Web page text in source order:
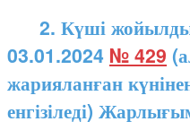
2. Күші
03.01.2024 № 429
жарияланған
енгізіледі)